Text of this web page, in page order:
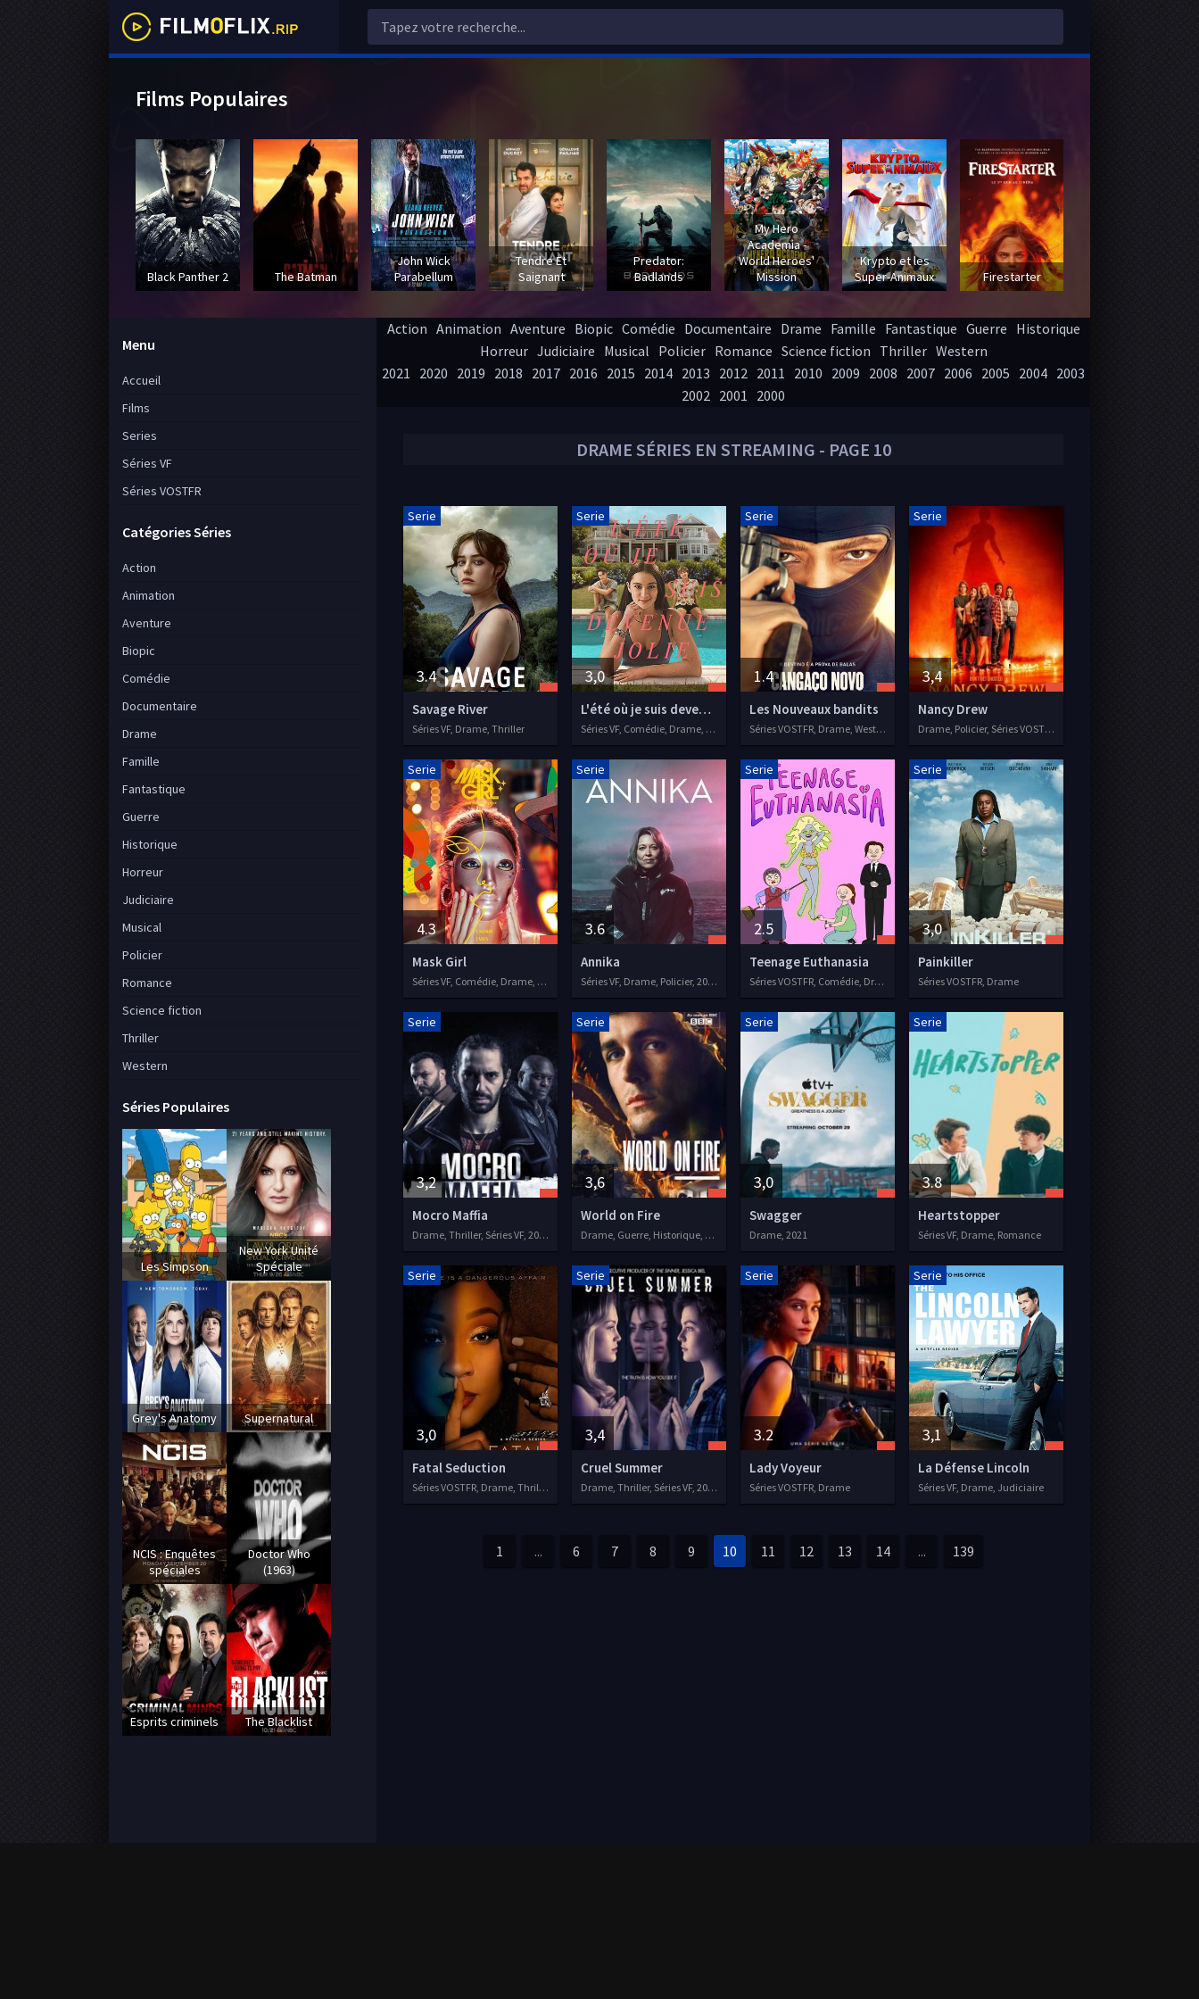
DRAME SÉRIES EN STREAMING - PAGE 10
3.4
Serie
Savage River
Séries VF, Drame, Thriller
3,0
Serie
L'été où je suis devenue jolie
Séries VF, Comédie, Drame, Romance
1.4
Serie
Les Nouveaux bandits
Séries VOSTFR, Drame, Western, Action
3,4
Serie
Nancy Drew
Drame, Policier, Séries VOSTFR, 2019
4.3
Serie
Mask Girl
Séries VF, Comédie, Drame, Thriller
3.6
Serie
Annika
Séries VF, Drame, Policier, 2021
2.5
Serie
Teenage Euthanasia
Séries VOSTFR, Comédie, Drame, Animation, 2021
3,0
Serie
Painkiller
Séries VOSTFR, Drame
3,2
Serie
Mocro Maffia
Drame, Thriller, Séries VF, 2018
3,6
Serie
World on Fire
Drame, Guerre, Historique, 2019
3,0
Serie
Swagger
Drame, 2021
3.8
Serie
Heartstopper
Séries VF, Drame, Romance
3,0
Serie
Fatal Seduction
Séries VOSTFR, Drame, Thriller
3,4
Serie
Cruel Summer
Drame, Thriller, Séries VF, 2021
3.2
Serie
Lady Voyeur
Séries VOSTFR, Drame
3,1
Serie
La Défense Lincoln
Séries VF, Drame, Judiciaire
1 ... 6 7 8 9 10 11 12 13 14 ... 139
Action Animation Aventure Biopic Comédie Documentaire Drame Famille Fantastique Guerre Historique
Horreur Judiciaire Musical Policier Romance Science fiction Thriller Western
2021 2020 2019 2018 2017 2016 2015 2014 2013 2012 2011 2010 2009 2008 2007 2006 2005 2004 2003
2002 2001 2000
Menu
Accueil
Films
Series
Séries VF
Séries VOSTFR
Catégories Séries
Action
Animation
Aventure
Biopic
Comédie
Documentaire
Drame
Famille
Fantastique
Guerre
Historique
Horreur
Judiciaire
Musical
Policier
Romance
Science fiction
Thriller
Western
Séries Populaires
Les Simpson
New York Unité
Spéciale
Grey's Anatomy Supernatural
NCIS : Enquêtes
spéciales
Doctor Who
(1963)
Esprits criminels The Blacklist
Films Populaires
Black Panther 2 The Batman
John Wick
Parabellum
Tendre Et
Saignant
Predator:
Badlands
My Hero
Academia -
World Heroes'
Mission
Krypto et les
Super-Animaux
Firestarter